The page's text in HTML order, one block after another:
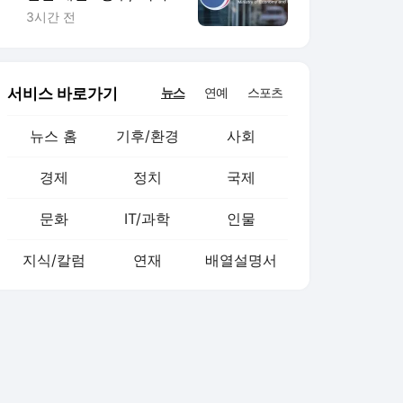
자산기본법’ 제정 추진
3시간 전
서비스 바로가기 뉴스 연예 스포츠
뉴스 홈 기후/환경 사회
경제 정치 국제
문화 IT/과학 인물
지식/칼럼 연재 배열설명서